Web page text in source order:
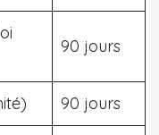
90 jours
90 jours